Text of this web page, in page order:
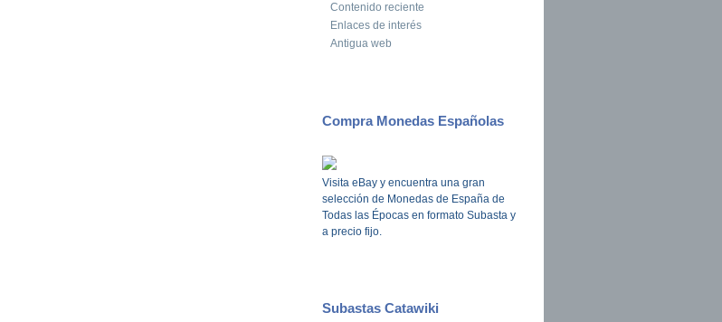
Contenido reciente
Enlaces de interés
Antigua web
Compra Monedas Españolas
Visita eBay y encuentra una gran
selección de Monedas de España de
Todas las Épocas en formato Subasta y
a precio fijo.
Subastas Catawiki